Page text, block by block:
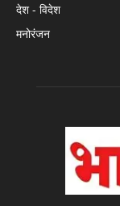
देश - विदेश
मनोरंजन